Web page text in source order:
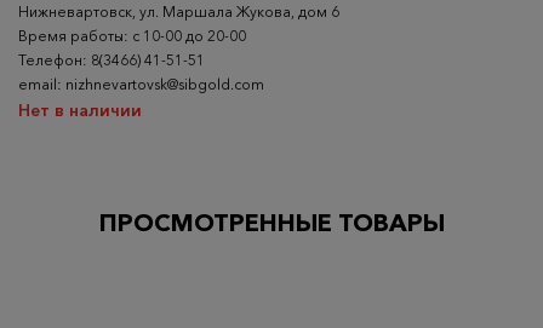
Нижневартовск, ул. Маршала Жукова, дом 6
Время работы: с 10-00 до 20-00
Телефон: 8(3466) 41-51-51
email: nizhnevartovsk@sibgold.com
Нет в наличии
ПРОСМОТРЕННЫЕ ТОВАРЫ